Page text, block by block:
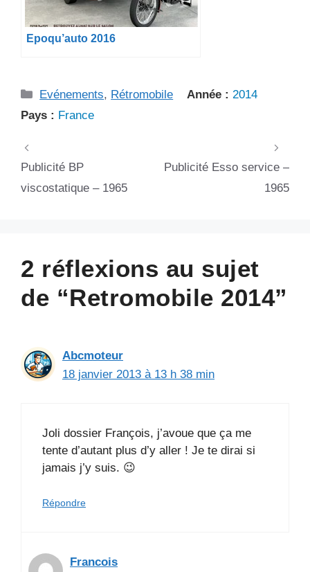
Epoqu’auto 2016
Catégories
Evénements, Rétromobile Année : 2014
Pays : France
Publicité BP
viscostatique – 1965
Publicité Esso service –
1965
2 réflexions au sujet
de “Retromobile 2014”
Abcmoteur
18 janvier 2013 à 13 h 38 min
Joli dossier François, j’avoue que ça me
tente d’autant plus d’y aller ! Je te dirai si
jamais j’y suis. 😉
Répondre
Francois